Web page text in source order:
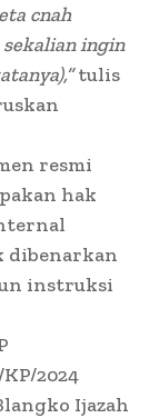
cnah
ingin
tulis
resmi
hak
dibenarkan
instruksi
2024
Ijazah